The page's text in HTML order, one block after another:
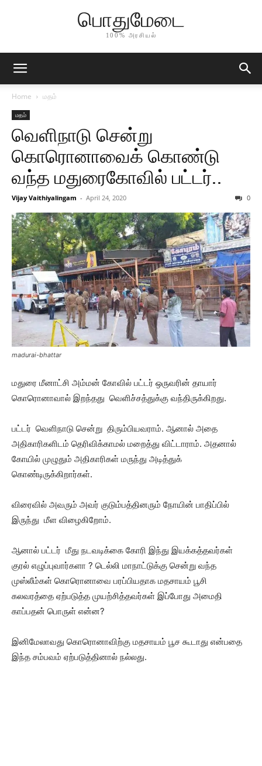
பொதுமேடை
100% அரசியல்
Home மதம்
மதம்
வெளிநாடு சென்று
கொரொனாவைக் கொண்டு
வந்த மதுரைகோவில் பட்டர்..
Vijay Vaithiyalingam - April 24, 2020 0
madurai-bhattar
மதுரை மீனாட்சி அம்மன் கோவில் பட்டர் ஒருவரின் தாயார்
கொரொனாவால் இறந்தது வெளிச்சத்துக்கு வந்திருக்கிறது.
பட்டர் வெளிநாடு சென்று திரும்பியவராம். ஆனால் அதை
அதிகாரிகளிடம் தெரிவிக்காமல் மறைத்து விட்டாராம். அதனால்
கோயில் முழுதும் அதிகாரிகள் மருந்து அடித்துக்
கொண்டிருக்கிறார்கள்.
விரைவில் அவரும் அவர் குடும்பத்தினரும் நோயின் பாதிப்பில்
இருந்து மீள விழைகிறோம்.
ஆனால் பட்டர் மீது நடவடிக்கை கோரி இந்து இயக்கத்தவர்கள்
குரல் எழுப்புவார்களா ? டெல்லி மாநாட்டுக்கு சென்று வந்த
முஸ்லீம்கள் கொரொனாவை பரப்பியதாக மதசாயம் பூசி
கலவரத்தை ஏற்படுத்த முயற்சித்தவர்கள் இப்போது அமைதி
காப்பதன் பொருள் என்ன?
இனிமேலாவது கொரொனாவிற்கு மதசாயம் பூச கூடாது என்பதை
இந்த சம்பவம் ஏற்படுத்தினால் நல்லது.